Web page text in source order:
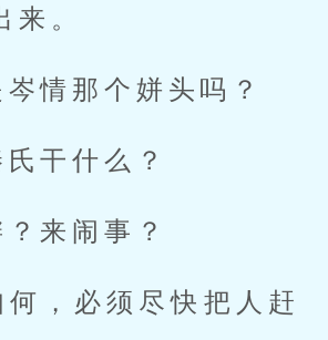
来。
情那个姘头吗？
干什么？
来闹事？
何，必须尽快把人赶